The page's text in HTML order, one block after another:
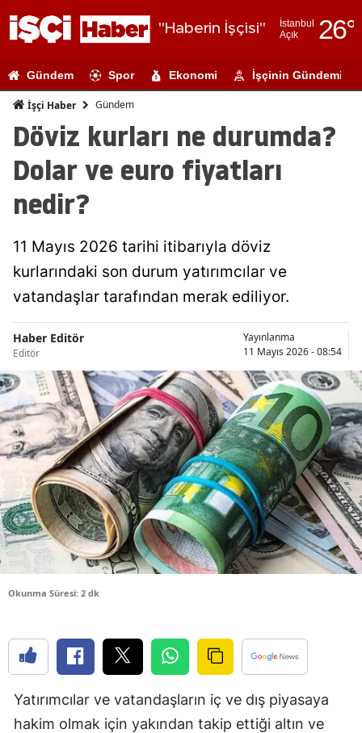
"Haberin İşçisi"
İstanbul
Açık
26°
Adıyaman
Ağrı
Balıkesir
Bilecik
Bingöl
Bitlis
Bolu
Burdur
Bursa
Çanakkale
Çorum
Denizli
Diyarbakır
Gündem Spor Ekonomi İşçinin Gündemi
İşçi Haber Gündem
Döviz kurları ne durumda?
Dolar ve euro fiyatları
nedir?
11 Mayıs 2026 tarihi itibarıyla döviz
kurlarındaki son durum yatırımcılar ve
vatandaşlar tarafından merak ediliyor.
Haber Editör
Editör
Yayınlanma
11 Mayıs 2026 - 08:54
Okunma Süresi: 2 dk
Yatırımcılar ve vatandaşların iç ve dış piyasaya
hakim olmak için yakından takip ettiği altın ve